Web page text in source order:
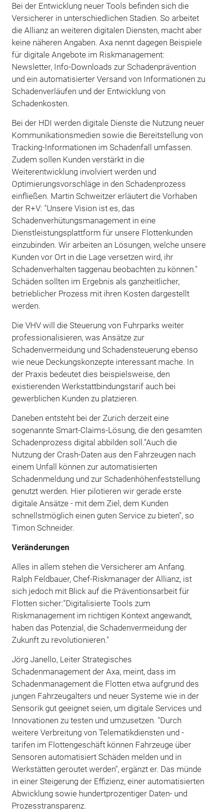
Bei der Entwicklung neuer Tools befinden sich die
Versicherer in unterschiedlichen Stadien. So arbeitet
die Allianz an weiteren digitalen Diensten, macht aber
keine näheren Angaben. Axa nennt dagegen Beispiele
für digitale Angebote im Riskmanagement:
Newsletter, Info-Downloads zur Schadenprävention
und ein automatisierter Versand von Informationen zu
Schadenverläufen und der Entwicklung von
Schadenkosten.
Bei der HDI werden digitale Dienste die Nutzung neuer
Kommunikationsmedien sowie die Bereitstellung von
Tracking-Informationen im Schadenfall umfassen.
Zudem sollen Kunden verstärkt in die
Weiterentwicklung involviert werden und
Optimierungsvorschläge in den Schadenprozess
einfließen. Martin Schweitzer erläutert die Vorhaben
der R+V: "Unsere Vision ist es, das
Schadenverhütungsmanagement in eine
Dienstleistungsplattform für unsere Flottenkunden
einzubinden. Wir arbeiten an Lösungen, welche unsere
Kunden vor Ort in die Lage versetzen wird, ihr
Schadenverhalten taggenau beobachten zu können."
Schäden sollten im Ergebnis als ganzheitlicher,
betrieblicher Prozess mit ihren Kosten dargestellt
werden.
Die VHV will die Steuerung von Fuhrparks weiter
professionalisieren, was Ansätze zur
Schadenvermeidung und Schadensteuerung ebenso
wie neue Deckungskonzepte interessant mache. In
der Praxis bedeutet dies beispielsweise, den
existierenden Werkstattbindungstarif auch bei
gewerblichen Kunden zu platzieren.
Daneben entsteht bei der Zurich derzeit eine
sogenannte Smart-Claims-Lösung, die den gesamten
Schadenprozess digital abbilden soll."Auch die
Nutzung der Crash-Daten aus den Fahrzeugen nach
einem Unfall können zur automatisierten
Schadenmeldung und zur Schadenhöhenfeststellung
genutzt werden. Hier pilotieren wir gerade erste
digitale Ansätze - mit dem Ziel, dem Kunden
schnellstmöglich einen guten Service zu bieten", so
Timon Schneider.
Veränderungen
Alles in allem stehen die Versicherer am Anfang.
Ralph Feldbauer, Chef-Riskmanager der Allianz, ist
sich jedoch mit Blick auf die Präventionsarbeit für
Flotten sicher:"Digitalisierte Tools zum
Riskmanagement im richtigen Kontext angewandt,
haben das Potenzial, die Schadenvermeidung der
Zukunft zu revolutionieren."
Jörg Janello, Leiter Strategisches
Schadenmanagement der Axa, meint, dass im
Schadenmanagement die Flotten etwa aufgrund des
jungen Fahrzeugalters und neuer Systeme wie in der
Sensorik gut geeignet seien, um digitale Services und
Innovationen zu testen und umzusetzen. "Durch
weitere Verbreitung von Telematikdiensten und -
tarifen im Flottengeschäft können Fahrzeuge über
Sensoren automatisiert Schäden melden und in
Werkstätten geroutet werden", ergänzt er. Das münde
in einer Steigerung der Effizienz, einer automatisierten
Abwicklung sowie hundertprozentiger Daten- und
Prozesstransparenz.